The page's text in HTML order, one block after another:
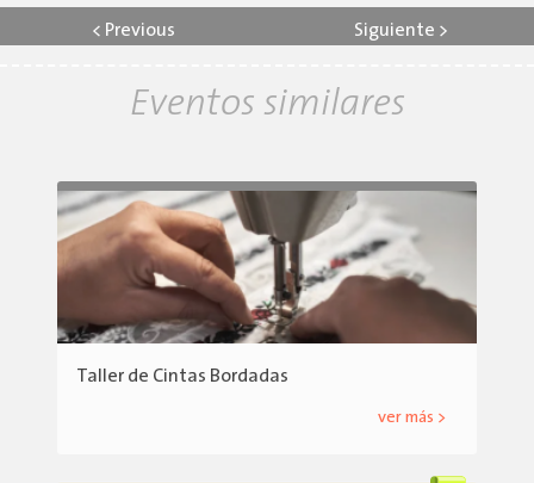
< Previous Siguiente >
Eventos similares
Taller de Cintas Bordadas
ver más >